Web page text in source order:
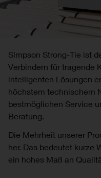
Simpson Strong-Tie ist
Verbindern für tragende
intelligenten Lösungen
höchstem technischem
bestmöglichen Service
Beratung.
Die Mehrheit unserer
her. Das bedeutet kurze
ein hohes Maß an